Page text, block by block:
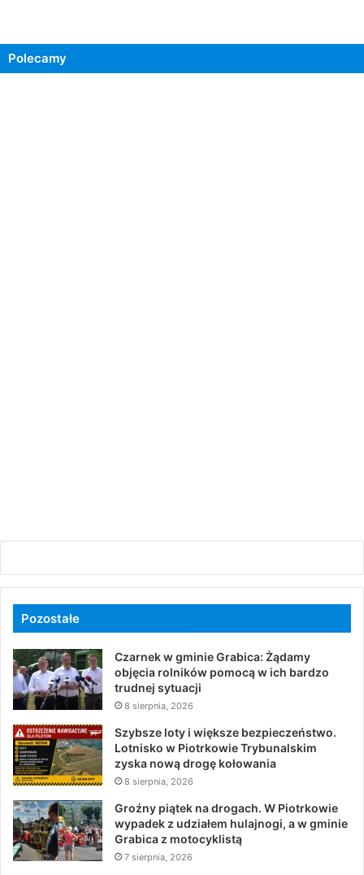
Polecamy
Pozostałe
Czarnek w gminie Grabica: Żądamy
objęcia rolników pomocą w ich bardzo
trudnej sytuacji
8 sierpnia, 2026
Szybsze loty i większe bezpieczeństwo.
Lotnisko w Piotrkowie Trybunalskim
zyska nową drogę kołowania
8 sierpnia, 2026
Groźny piątek na drogach. W Piotrkowie
wypadek z udziałem hulajnogi, a w gminie
Grabica z motocyklistą
7 sierpnia, 2026